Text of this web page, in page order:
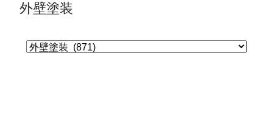
外壁塗装